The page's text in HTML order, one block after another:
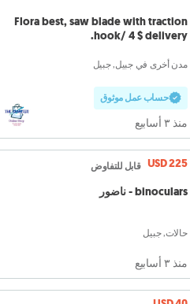
Flora best, saw blade with traction
hook/ 4 $ delivery.
مدن أخرى في جبيل, جبيل
حساب عمل موثوق
منذ ٣ أسابيع
USD 225 قابل للتفاوض
binoculars - ناضور
حالات, جبيل
منذ ٣ أسابيع